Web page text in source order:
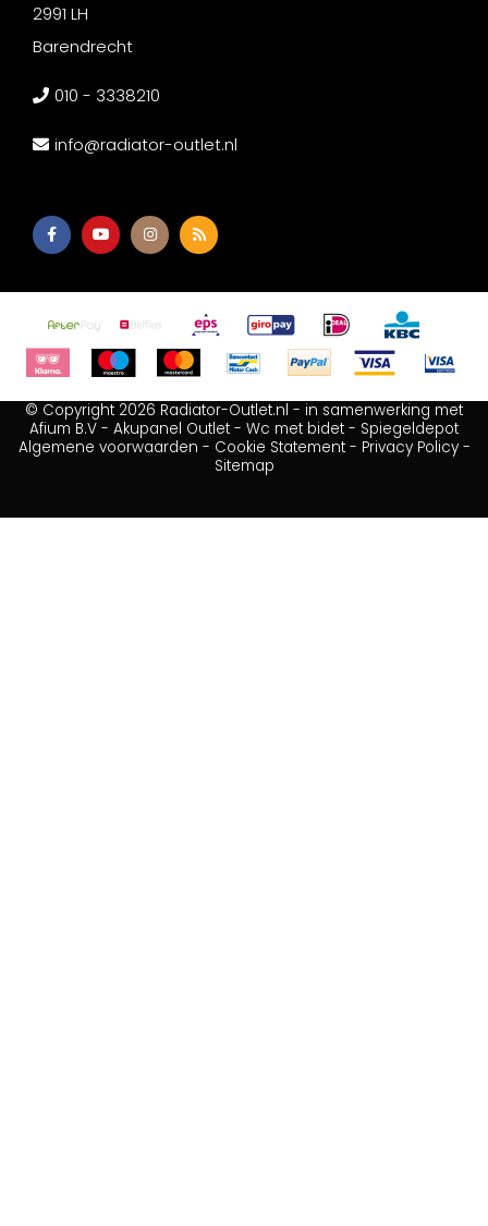
2991 LH
Barendrecht
010 - 3338210
info@radiator-outlet.nl
© Copyright 2026 Radiator-Outlet.nl - in samenwerking met
Afium B.V - Akupanel Outlet - Wc met bidet - Spiegeldepot
Algemene voorwaarden - Cookie Statement- Privacy Policy-
Sitemap